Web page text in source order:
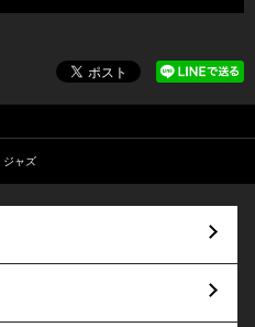
ジャズ